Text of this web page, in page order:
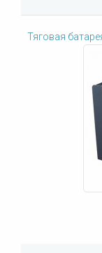
Тяговая